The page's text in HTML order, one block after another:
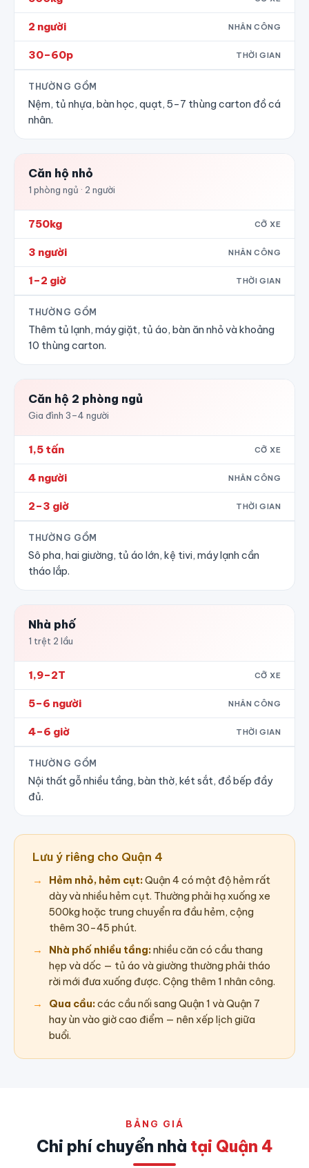
2 người NHÂN CÔNG
30–60p THỜI GIAN
THƯỜNG GỒM
Nệm, tủ nhựa, bàn học, quạt, 5–7 thùng carton đồ cá
nhân.
Căn hộ nhỏ
1 phòng ngủ · 2 người
750kg CỠ XE
3 người NHÂN CÔNG
1–2 giờ THỜI GIAN
THƯỜNG GỒM
Thêm tủ lạnh, máy giặt, tủ áo, bàn ăn nhỏ và khoảng
10 thùng carton.
Căn hộ 2 phòng ngủ
Gia đình 3–4 người
1,5 tấn CỠ XE
4 người NHÂN CÔNG
2–3 giờ THỜI GIAN
THƯỜNG GỒM
Sô pha, hai giường, tủ áo lớn, kệ tivi, máy lạnh cần
tháo lắp.
Nhà phố
1 trệt 2 lầu
1,9–2T CỠ XE
5–6 người NHÂN CÔNG
4–6 giờ THỜI GIAN
THƯỜNG GỒM
Nội thất gỗ nhiều tầng, bàn thờ, két sắt, đồ bếp đầy
đủ.
Lưu ý riêng cho Quận 4
Hẻm nhỏ, hẻm cụt:Quận 4 có mật độ hẻm rất
dày và nhiều hẻm cụt. Thường phải hạ xuống xe
500kg hoặc trung chuyển ra đầu hẻm, cộng
thêm 30–45 phút.
Nhà phố nhiều tầng:nhiều căn có cầu thang
hẹp và dốc — tủ áo và giường thường phải tháo
rời mới đưa xuống được. Cộng thêm 1 nhân công.
Qua cầu:các cầu nối sang Quận 1 và Quận 7
hay ùn vào giờ cao điểm — nên xếp lịch giữa
buổi.
BẢNG GIÁ
Chi phí chuyển nhà tại Quận 4